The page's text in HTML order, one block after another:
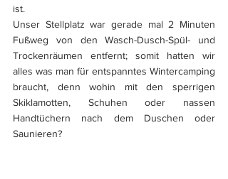
ist.
Unser Stellplatz war gerade mal 2 Minuten
Fußweg von den Wasch-Dusch-Spül- und
Trockenräumen entfernt; somit hatten wir
alles was man für entspanntes Wintercamping
braucht, denn wohin mit den sperrigen
Skiklamotten, Schuhen oder nassen
Handtüchern nach dem Duschen oder
Saunieren?